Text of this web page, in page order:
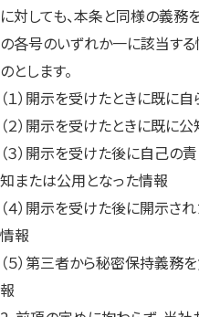
に対しても、本条と同様の義務
の各号のいずれか一に該当す
のとします。
（１）開示を受けたときに既に
（２）開示を受けたときに既に
（３）開示を受けた後に自己の
知または公用となった情報
（４）開示を受けた後に開示さ
情報
（５）第三者から秘密保持義務
報